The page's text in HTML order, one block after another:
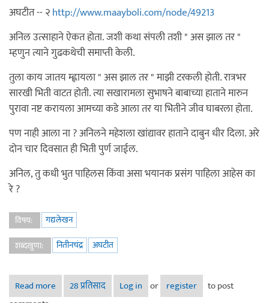
अघटीत -- २http://www.maayboli.com/node/49213
अनिल उत्साहाने ऐकत होता. जशी कथा संपली तशी " अस झाल तर "
म्हणुन त्याने गुढकथेची समाप्ती केली.
तुला काय जातय म्ह्णायला " अस झाल तर " माझी टरकली होती. रात्रभर
सारखी भिती वाटत होती. त्या सखारामला सुभाषने बाबाच्या हाताने मारुन
पुरावा नष्ट करायला आमच्या कडे आला तर या भितीने जीव घाबरला होता.
पण नाही आला ना ? अनिलने महेशला खांद्यावर हाताने दाबुन धीर दिला. अरे
दोन चार दिवसात ही भिती पुर्ण जाईल.
अनिल, तु कधी भुत पाहिलस किंवा असा भयानक प्रसंग पाहिला आहेस का
रे ?
विषय:
गद्यलेखन
शब्दखुणा:
नितीनचंद्र अघटीत
Read more about अघटीत -- ३
28 प्रतिसाद Log in or register
to post